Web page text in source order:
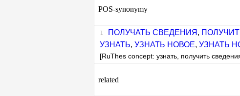
POS-synonymy
ПОЛУЧАТЬ СВЕДЕНИЯ ,
УЗНАТЬ,УЗНАТЬ НОВОЕ,УЗНАТЬ
[RuThes concept: узнать, получить
related